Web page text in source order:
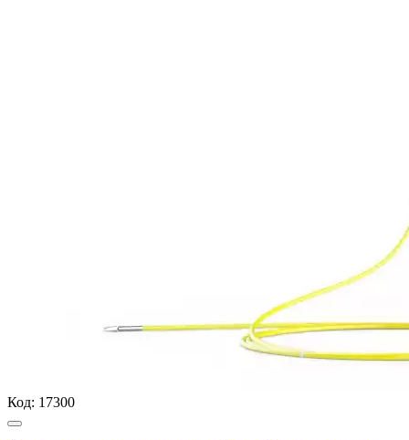
Код: 17300